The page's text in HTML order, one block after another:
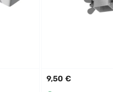
9,50 €